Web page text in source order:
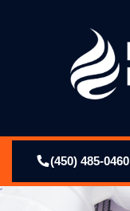
(450) 485-0460